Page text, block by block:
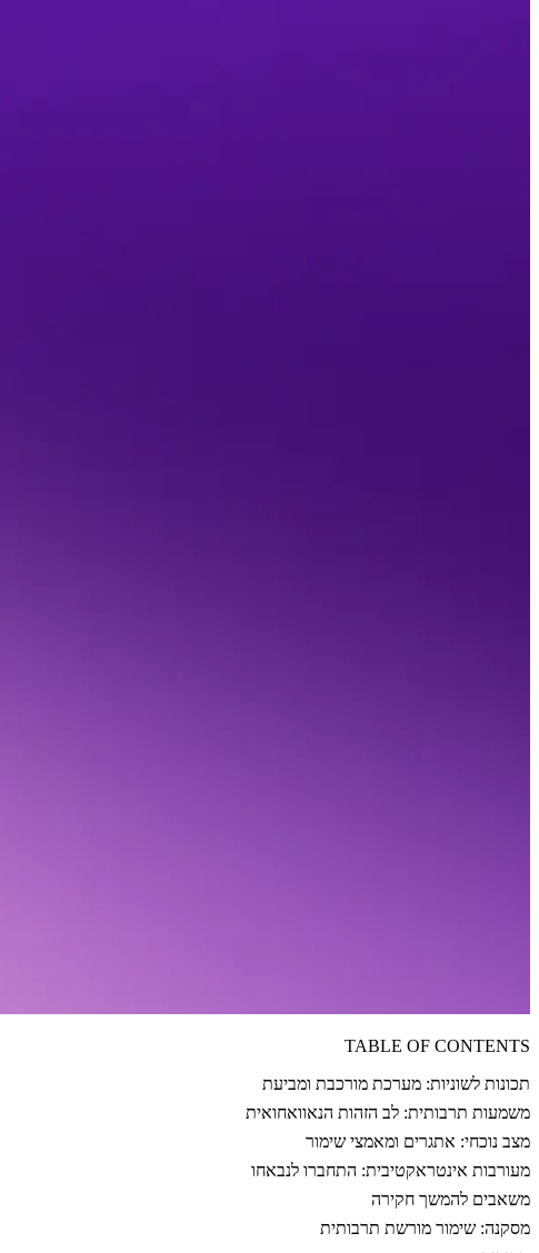
TABLE OF CONTENTS
תכונות לשוניות: מערכת מורכבת ומביעת
משמעות תרבותית: לב הזהות הנאוואחואית
מצב נוכחי: אתגרים ומאמצי שימור
מעורבות אינטראקטיבית: התחברו לנבאחו
משאבים להמשך חקירה
מסקנה: שימור מורשת תרבותית